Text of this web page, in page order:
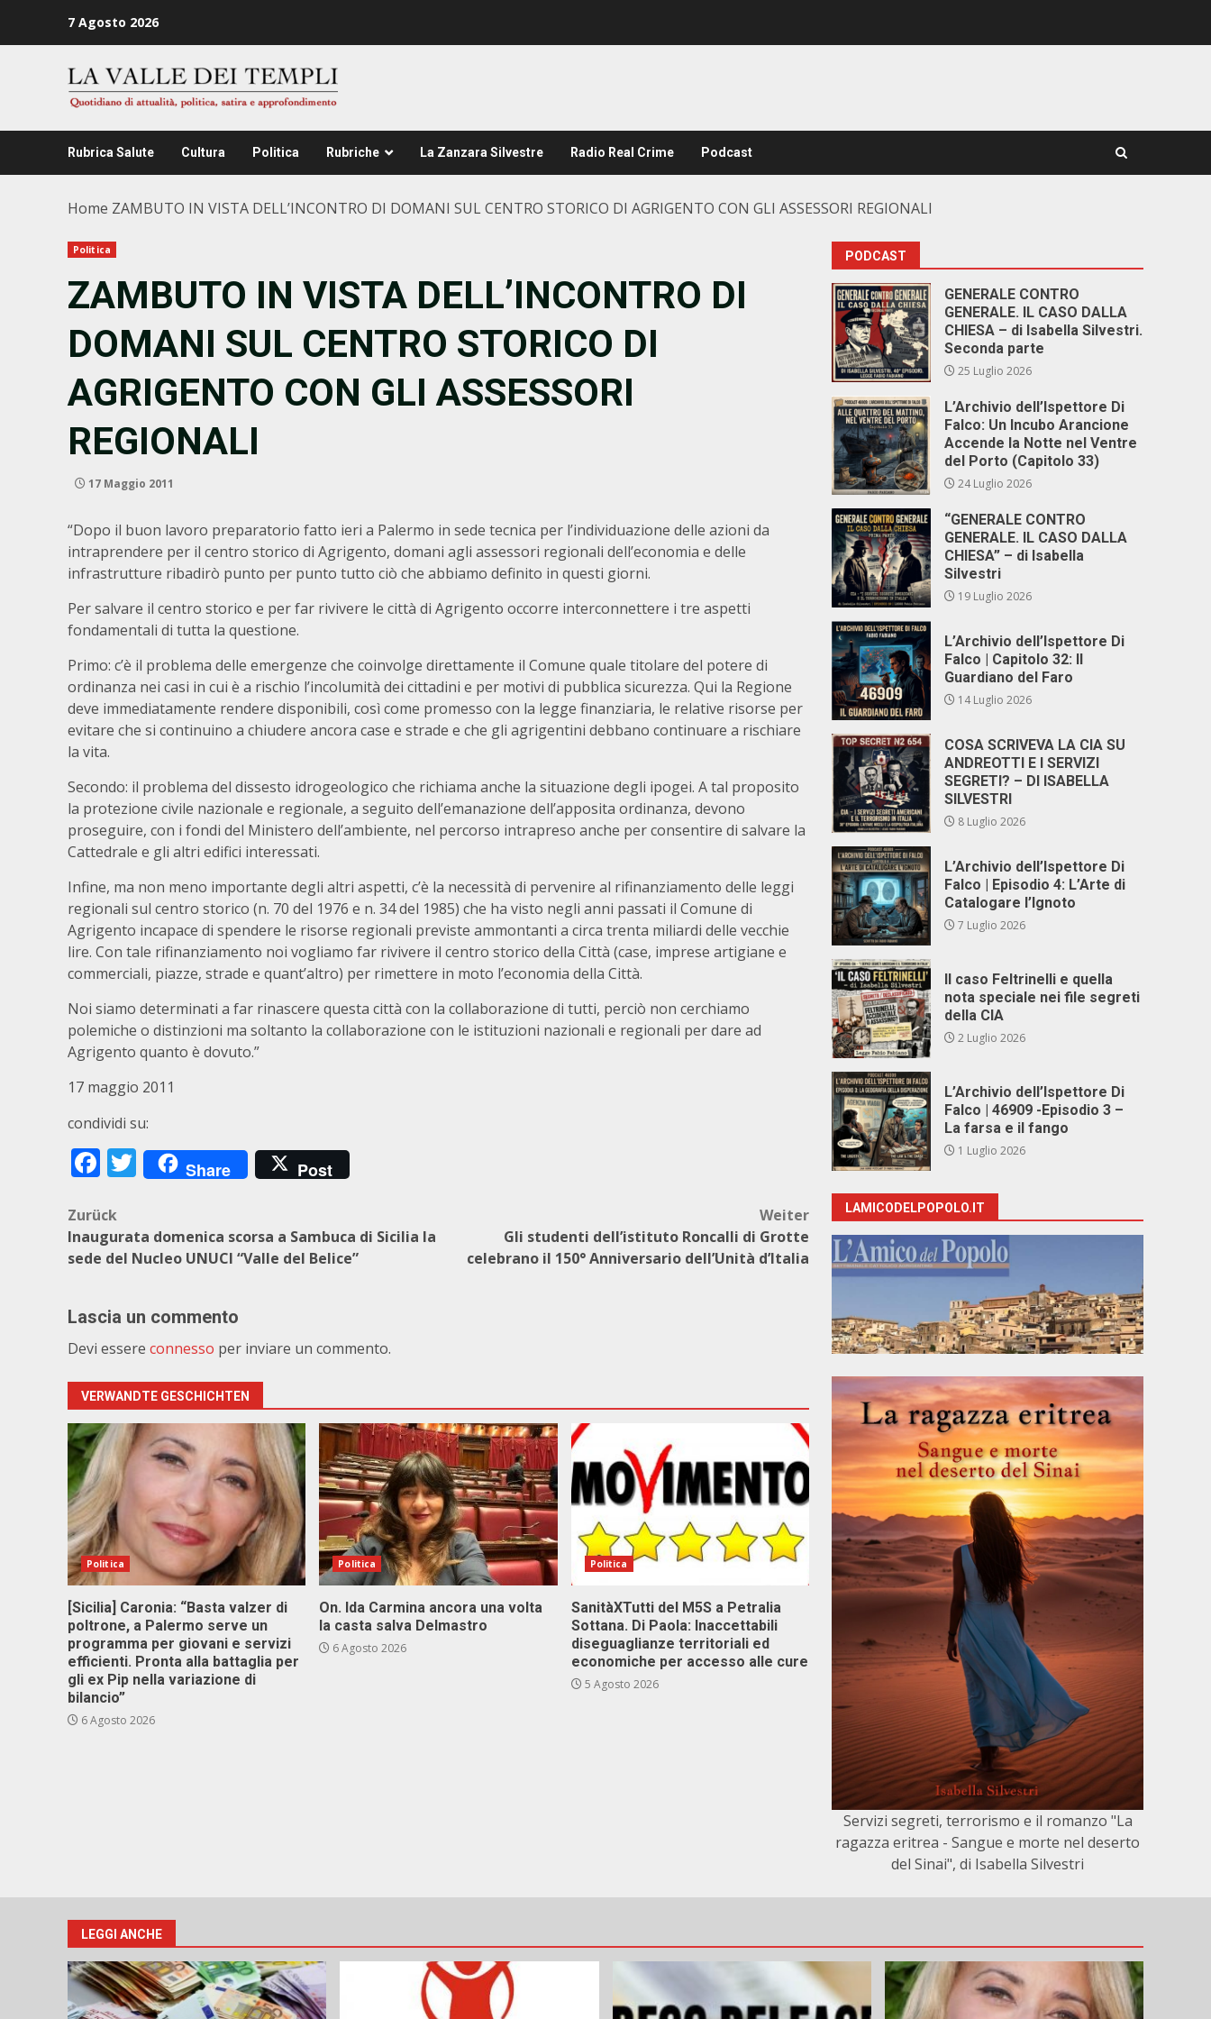
7 Agosto 2026
Rubrica Salute Cultura Politica Rubriche La Zanzara Silvestre Radio Real Crime Podcast
Home ZAMBUTO IN VISTA DELL’INCONTRO DI DOMANI SUL CENTRO STORICO DI AGRIGENTO CON GLI ASSESSORI REGIONALI
Politica
ZAMBUTO IN VISTA DELL’INCONTRO DI
DOMANI SUL CENTRO STORICO DI
AGRIGENTO CON GLI ASSESSORI
REGIONALI
17 Maggio 2011
“Dopo il buon lavoro preparatorio fatto ieri a Palermo in sede tecnica per l’individuazione delle azioni da
intraprendere per il centro storico di Agrigento, domani agli assessori regionali dell’economia e delle
infrastrutture ribadirò punto per punto tutto ciò che abbiamo definito in questi giorni.
Per salvare il centro storico e per far rivivere le città di Agrigento occorre interconnettere i tre aspetti
fondamentali di tutta la questione.
Primo: c’è il problema delle emergenze che coinvolge direttamente il Comune quale titolare del potere di
ordinanza nei casi in cui è a rischio l’incolumità dei cittadini e per motivi di pubblica sicurezza. Qui la Regione
deve immediatamente rendere disponibili, così come promesso con la legge finanziaria, le relative risorse per
evitare che si continuino a chiudere ancora case e strade e che gli agrigentini debbano continuare a rischiare
la vita.
Secondo: il problema del dissesto idrogeologico che richiama anche la situazione degli ipogei. A tal proposito
la protezione civile nazionale e regionale, a seguito dell’emanazione dell’apposita ordinanza, devono
proseguire, con i fondi del Ministero dell’ambiente, nel percorso intrapreso anche per consentire di salvare la
Cattedrale e gli altri edifici interessati.
Infine, ma non meno importante degli altri aspetti, c’è la necessità di pervenire al rifinanziamento delle leggi
regionali sul centro storico (n. 70 del 1976 e n. 34 del 1985) che ha visto negli anni passati il Comune di
Agrigento incapace di spendere le risorse regionali previste ammontanti a circa trenta miliardi delle vecchie
lire. Con tale rifinanziamento noi vogliamo far rivivere il centro storico della Città (case, imprese artigiane e
commerciali, piazze, strade e quant’altro) per rimettere in moto l’economia della Città.
Noi siamo determinati a far rinascere questa città con la collaborazione di tutti, perciò non cerchiamo
polemiche o distinzioni ma soltanto la collaborazione con le istituzioni nazionali e regionali per dare ad
Agrigento quanto è dovuto.”
17 maggio 2011
condividi su:
Facebook
Twitter
Share Post
Beitragsnavigation
Zurück
Inaugurata domenica scorsa a Sambuca di Sicilia la
sede del Nucleo UNUCI “Valle del Belice”
Weiter
Gli studenti dell’istituto Roncalli di Grotte
celebrano il 150° Anniversario dell’Unità d’Italia
Lascia un commento
Devi essere connesso per inviare un commento.
VERWANDTE GESCHICHTEN
Politica
[Sicilia] Caronia: “Basta valzer di
poltrone, a Palermo serve un
programma per giovani e servizi
efficienti. Pronta alla battaglia per
gli ex Pip nella variazione di
bilancio”
6 Agosto 2026
Politica
On. Ida Carmina ancora una volta
la casta salva Delmastro
6 Agosto 2026
Politica
SanitàXTutti del M5S a Petralia
Sottana. Di Paola: Inaccettabili
diseguaglianze territoriali ed
economiche per accesso alle cure
5 Agosto 2026
PODCAST
GENERALE CONTRO
GENERALE. IL CASO DALLA
CHIESA – di Isabella Silvestri.
Seconda parte
25 Luglio 2026
L’Archivio dell’Ispettore Di
Falco: Un Incubo Arancione
Accende la Notte nel Ventre
del Porto (Capitolo 33)
24 Luglio 2026
“GENERALE CONTRO
GENERALE. IL CASO DALLA
CHIESA” – di Isabella
Silvestri
19 Luglio 2026
L’Archivio dell’Ispettore Di
Falco | Capitolo 32: Il
Guardiano del Faro
14 Luglio 2026
COSA SCRIVEVA LA CIA SU
ANDREOTTI E I SERVIZI
SEGRETI? – DI ISABELLA
SILVESTRI
8 Luglio 2026
L’Archivio dell’Ispettore Di
Falco | Episodio 4: L’Arte di
Catalogare l’Ignoto
7 Luglio 2026
Il caso Feltrinelli e quella
nota speciale nei file segreti
della CIA
2 Luglio 2026
L’Archivio dell’Ispettore Di
Falco | 46909 -Episodio 3 –
La farsa e il fango
1 Luglio 2026
LAMICODELPOPOLO.IT
Servizi segreti, terrorismo e il romanzo "La
ragazza eritrea - Sangue e morte nel deserto
del Sinai", di Isabella Silvestri
LEGGI ANCHE